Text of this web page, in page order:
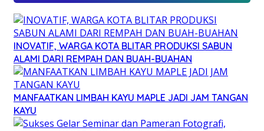
INOVATIF, WARGA KOTA BLITAR PRODUKSI SABUN
ALAMI DARI REMPAH DAN BUAH-BUAHAN
MANFAATKAN LIMBAH KAYU MAPLE JADI JAM TANGAN
KAYU